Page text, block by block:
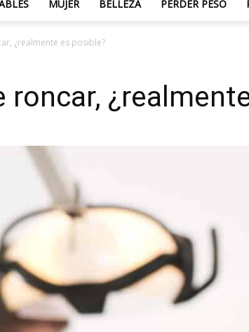
MUJER BELLEZA PERDER PESO
¿realmente es posible?
roncar,